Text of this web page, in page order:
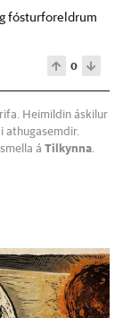
fósturforeldrum
0
Heimildin áskilur
á Tilkynna